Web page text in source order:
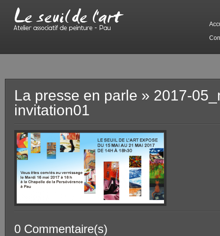
La presse en parle » 2017-
invitation01
0 Commentaire(s)